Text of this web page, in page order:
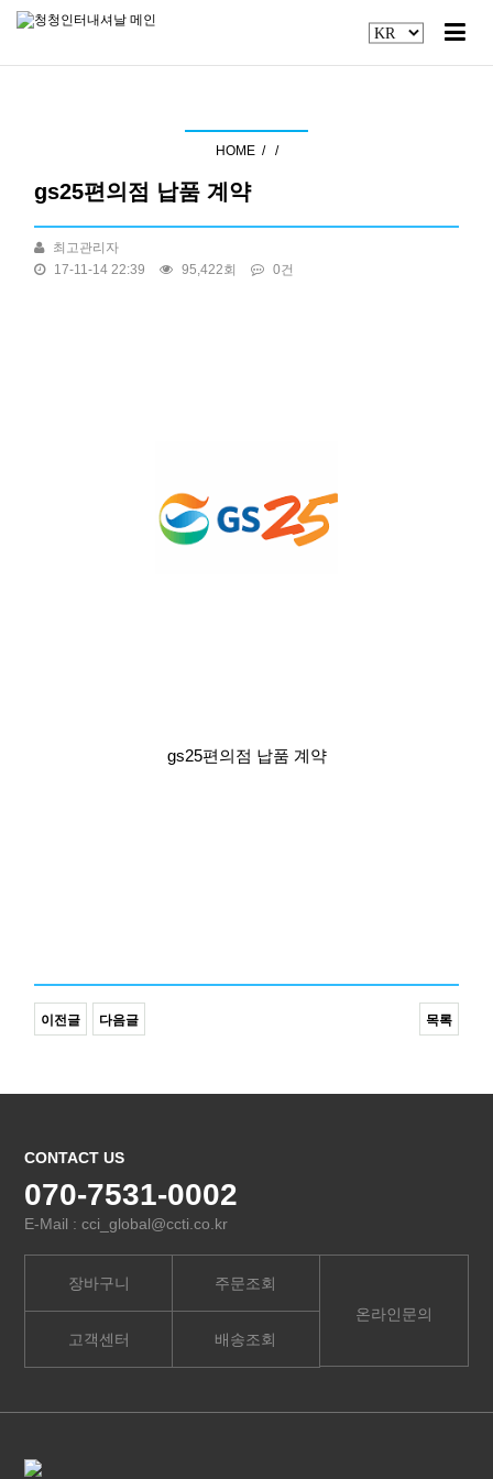
HOME / /
gs25편의점 납품 계약
최고관리자
17-11-14 22:39
95,422회
0건
gs25편의점 납품 계약
이전글 다음글 목록
CONTACT US
070-7531-0002
E-Mail : cci_global@ccti.co.kr
장바구니
고객센터
주문조회
배송조회
온라인문의